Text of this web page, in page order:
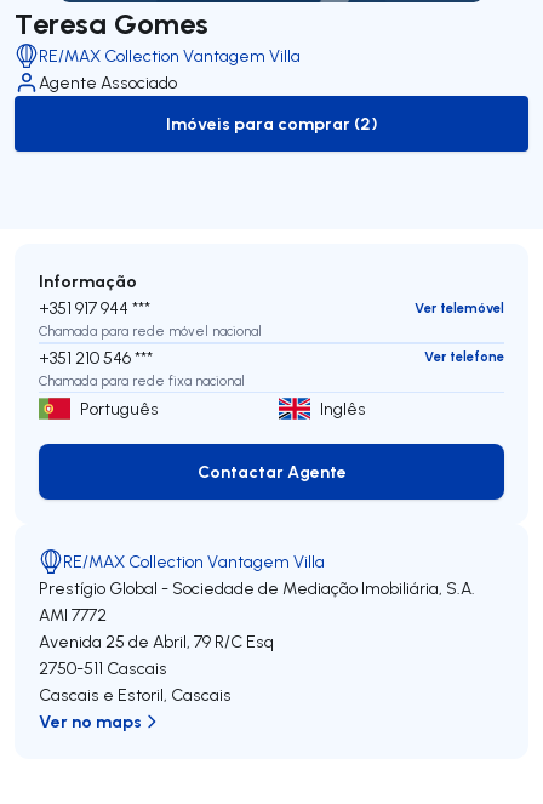
Teresa Gomes
RE/MAX Collection Vantagem Villa
Agente Associado
to-buy-listing
Imóveis para comprar (2)
Informação
+351 917 944 ***
Ver telemóvel
Chamada para rede móvel nacional
+351 210 546 ***
Ver telefone
Chamada para rede fixa nacional
Português Inglês
Contactar Agente
Contactar Agente
RE/MAX Collection Vantagem Villa
Prestígio Global - Sociedade de Mediação Imobiliária, S.A.
AMI 7772
Avenida 25 de Abril, 79 R/C Esq
2750-511 Cascais
Cascais e Estoril, Cascais
Ver no maps